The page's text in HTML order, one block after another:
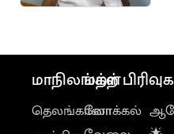
மாநிலங்கள்
தெலங்கானா
மற்ற
லோக்கல்